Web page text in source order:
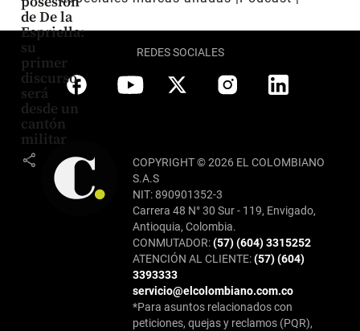
de De la
Espriella:
su
primer
discurso
será
desde un
cantón
militar
share
REDES SOCIALES
COPYRIGHT © 2026 EL COLOMBIANO
S.A.S
NIT: 890901352-3
Carrera 48 N° 30 Sur - 119, Envigado,
Antioquia, Colombia.
CONMUTADOR:(57) (604) 3315252
ATENCIÓN AL CLIENTE:(57) (604)
3393333
servicio@elcolombiano.com.co
*Para asuntos relacionados con
peticiones, quejas y reclamos (PQR),